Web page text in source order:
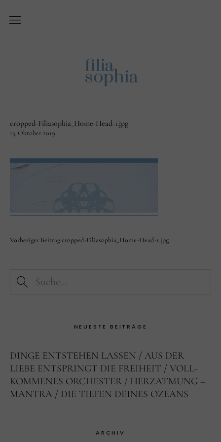
Was ist ‚Filiasophia‘?
Blog
English
FacebookInstagram
cropped-Filiasophia_Home-Head-1.jpg
13. Oktober 2019
Vorheriger Beitragcropped-Filiasophia_Home-Head-1.jpg
NEUESTE BEITRÄGE
DINGE ENTSTEHEN LASSEN
AUS DER
LIEBE ENTSPRINGT DIE FREIHEIT
VOLL-
KOMMENES ORCHESTER
HERZATMUNG –
MANTRA
DIE TIEFEN DEINES OZEANS
ARCHIV